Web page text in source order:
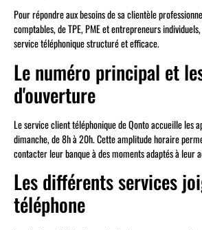
Pour répondre aux besoins de sa clientèle
comptables, de TPE, PME et entrepreneurs
service téléphonique structuré et efficace.
Le numéro principal et
d'ouverture
Le service client téléphonique de Qonto accueille les
dimanche, de 8h à 20h. Cette amplitude horaire
contacter leur banque à des moments adaptés à leur
Les différents services
téléphone